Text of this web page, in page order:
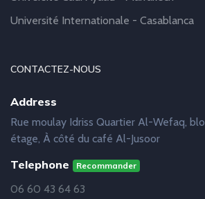
Université Internationale - Casablanca
CONTACTEZ-NOUS
Address
Rue moulay Idriss Quartier Al-Wefaq,
étage, À côté du café Al-Jusoor
Telephone Recommander
06 60 43 64 63